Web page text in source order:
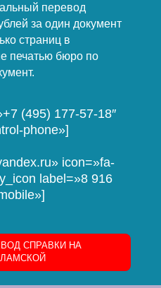
перевод
за один документ
страниц в
печатью бюро по
(495) 177-57-18″
phone»]
icon=»fa-
label=»8 916
СПРАВКИ НА